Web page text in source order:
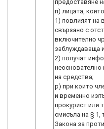
предоставяне
п) лицата,
1) повлияят на
свързано с
включително
заблуждаваща
2) получат
неоснователно
на средства;
р) при които
и временно
прокурист или
смисъла на § 1,
Закона за